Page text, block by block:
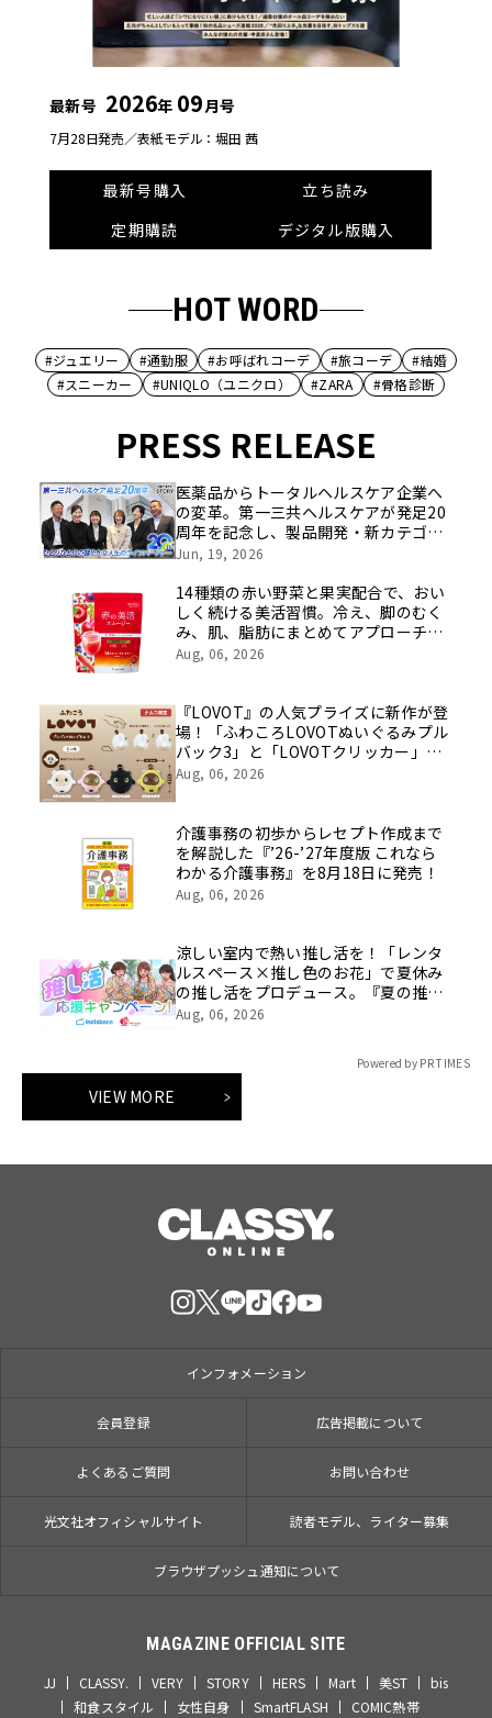
最新号 2026年 09月号
7月28日発売／表紙モデル：堀田 茜
最新号購入
立ち読み
定期購読
デジタル版購入
HOT WORD
#ジュエリー #通勤服 #お呼ばれコーデ #旅コーデ
#結婚
#スニーカー
#UNIQLO（ユニクロ） #ZARA #骨格診断
PRESS RELEASE
医薬品からトータルヘルスケア企業へ
の変革。第一三共ヘルスケアが発足20
周年を記念し、製品開発・新カテゴリ
挑戦の舞台や旧社統合時のエピソード
像を公開！
Jun, 19, 2026
14種類の赤い野菜と果実配合で、おい
しく続ける美活習慣。冷え、脚のむく
み、肌、脂肪にまとめてアプローチす
る機能性表示食品が新登場
Aug, 06, 2026
『LOVOT』の人気プライズに新作が登
場！「ふわころLOVOTぬいぐるみプル
バック3」と「LOVOTクリッカー」が
全国のバンダイナムコアミューズメン
Aug, 06, 2026
介護事務の初歩からレセプト作成まで
を解説した『’26-’27年度版 これなら
わかる介護事務』を8月18日に発売！
Aug, 06, 2026
涼しい室内で熱い推し活を！「レンタ
ルスペース×推し色のお花」で夏休み
の推し活をプロデュース。『夏の推し
活応援キャンペーン』イーフローラと
Aug, 06, 2026
Powered by PR TIMES
VIEW MORE
インフォメーション
会員登録 広告掲載について
よくあるご質問 お問い合わせ
光文社オフィシャルサイト 読者モデル、ライター募集
ブラウザプッシュ通知について
MAGAZINE OFFICIAL SITE
JJ CLASSY. VERY STORY HERS Mart 美ST
bis
和食スタイル
女性自身 SmartFLASH COMIC熱帯